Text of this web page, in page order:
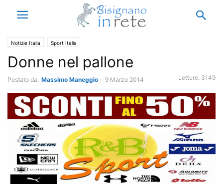
Notizie Italia Sport Italia
Donne nel pallone
Postato da: Massimo Maneggio - 9 Marzo 2014 Letture: 3149